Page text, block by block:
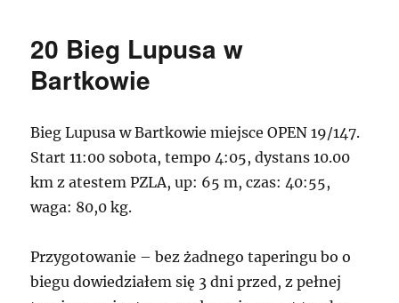
20 Bieg Lupusa w
Bartkowie
Bieg Lupusa w Bartkowie miejsce OPEN 19/147.
Start 11:00 sobota, tempo 4:05, dystans 10.00
km z atestem PZLA, up: 65 m, czas: 40:55,
waga: 80,0 kg.
Przygotowanie – bez żadnego taperingu bo o
biegu dowiedziałem się 3 dni przed, z pełnej